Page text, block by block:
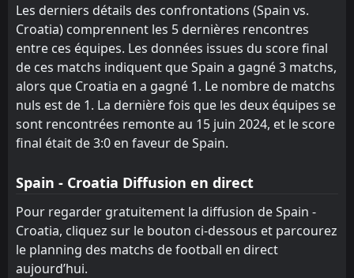
FT
08Sep
Croatia
Montenegro
4
0
18:45
05Sep
Faroe Islands
Croatia
0
1
W
Les derniers détails des confrontations (Spain vs.
Croatia) comprennent les 5 dernières rencontres
entre ces équipes. Les données issues du score final
de ces matchs indiquent que Spain a gagné 3 matchs,
alors que Croatia en a gagné 1. Le nombre de matchs
nuls est de 1. La dernière fois que les deux équipes se
sont rencontrées remonte au 15 juin 2024, et le score
final était de 3:0 en faveur de Spain.
Spain - Croatia Diffusion en direct
Pour regarder gratuitement la diffusion de Spain -
Croatia, cliquez sur le bouton ci-dessous et parcourez
le planning des matchs de football en direct
aujourd’hui.